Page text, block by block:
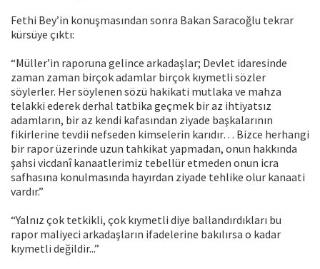
Fethi Bey’in konuşmasından sonra Bakan Saracoğlu tekrar
kürsüye çıktı:
“Müller’in raporuna gelince arkadaşlar; Devlet idaresinde
zaman zaman birçok adamlar birçok kıymetli sözler
söylerler. Her söylenen sözü hakikati mutlaka ve mahza
telakki ederek derhal tatbika geçmek bir az ihtiyatsız
adamların, bir az kendi kafasından ziyade başkalarının
fikirlerine tevdii nefseden kimselerin karıdır… Bizce herhangi
bir rapor üzerinde uzun tahkikat yapmadan, onun hakkında
şahsi vicdanî kanaatlerimiz tebellür etmeden onun icra
safhasına konulmasında hayırdan ziyade tehlike olur kanaati
vardır.”
“Yalnız çok tetkikli, çok kıymetli diye ballandırdıkları bu
rapor maliyeci arkadaşların ifadelerine bakılırsa o kadar
kıymetli değildir...”